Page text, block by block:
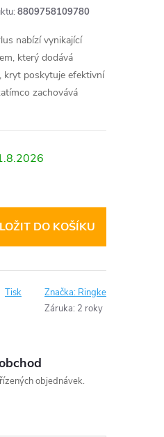
8809758109780
nabízí vynikající
který dodává
kryt poskytuje efektivní
zachovává
DO KOŠÍKU
Tisk Značka: Ringke
Záruka: 2 roky
objednávek.